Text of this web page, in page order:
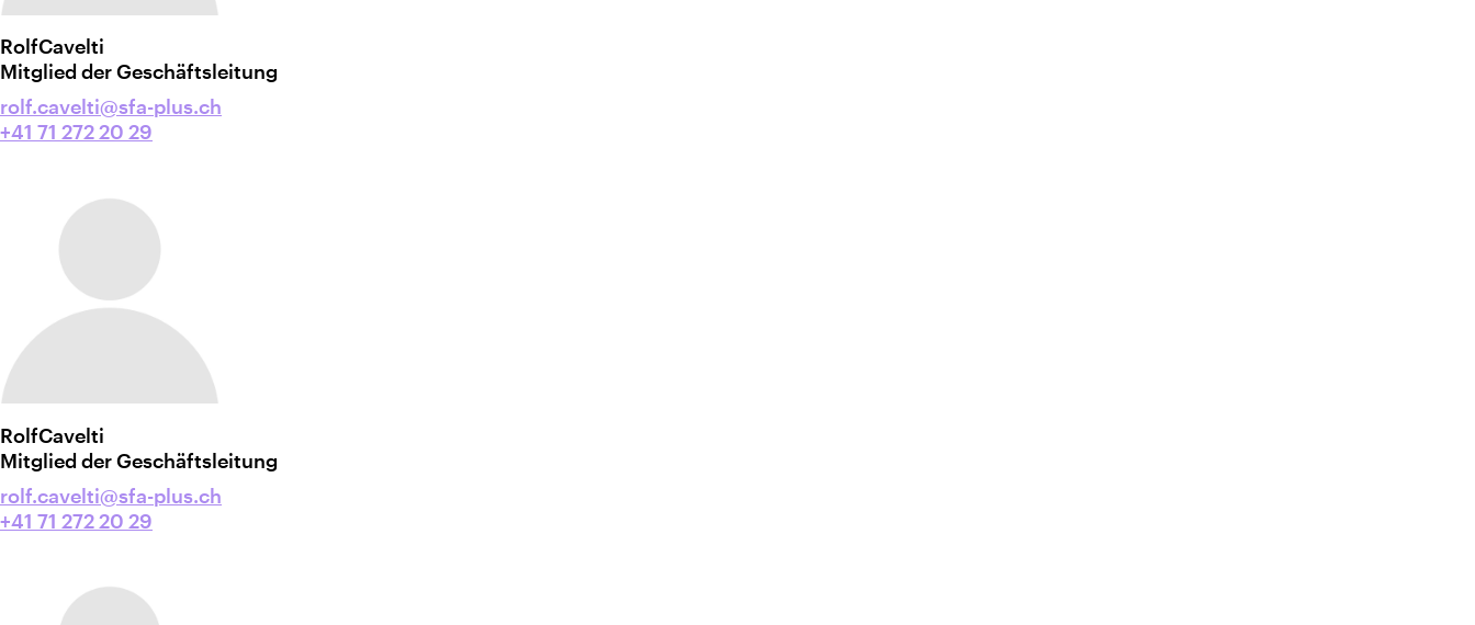
RolfCavelti
Mitglied der Geschäftsleitung
rolf.cavelti@sfa-plus.ch
+41 71 272 20 29
RolfCavelti
Mitglied der Geschäftsleitung
rolf.cavelti@sfa-plus.ch
+41 71 272 20 29